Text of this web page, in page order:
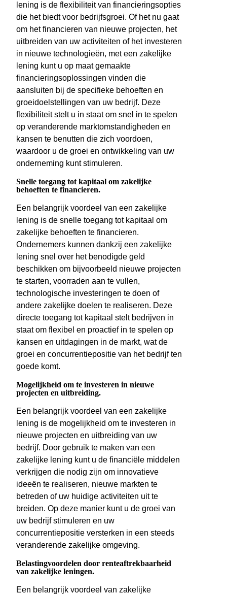
lening is de flexibiliteit van financieringsopties
die het biedt voor bedrijfsgroei. Of het nu gaat
om het financieren van nieuwe projecten, het
uitbreiden van uw activiteiten of het investeren
in nieuwe technologieën, met een zakelijke
lening kunt u op maat gemaakte
financieringsoplossingen vinden die
aansluiten bij de specifieke behoeften en
groeidoelstellingen van uw bedrijf. Deze
flexibiliteit stelt u in staat om snel in te spelen
op veranderende marktomstandigheden en
kansen te benutten die zich voordoen,
waardoor u de groei en ontwikkeling van uw
onderneming kunt stimuleren.
Snelle toegang tot kapitaal om zakelijke
behoeften te financieren.
Een belangrijk voordeel van een zakelijke
lening is de snelle toegang tot kapitaal om
zakelijke behoeften te financieren.
Ondernemers kunnen dankzij een zakelijke
lening snel over het benodigde geld
beschikken om bijvoorbeeld nieuwe projecten
te starten, voorraden aan te vullen,
technologische investeringen te doen of
andere zakelijke doelen te realiseren. Deze
directe toegang tot kapitaal stelt bedrijven in
staat om flexibel en proactief in te spelen op
kansen en uitdagingen in de markt, wat de
groei en concurrentiepositie van het bedrijf ten
goede komt.
Mogelijkheid om te investeren in nieuwe
projecten en uitbreiding.
Een belangrijk voordeel van een zakelijke
lening is de mogelijkheid om te investeren in
nieuwe projecten en uitbreiding van uw
bedrijf. Door gebruik te maken van een
zakelijke lening kunt u de financiële middelen
verkrijgen die nodig zijn om innovatieve
ideeën te realiseren, nieuwe markten te
betreden of uw huidige activiteiten uit te
breiden. Op deze manier kunt u de groei van
uw bedrijf stimuleren en uw
concurrentiepositie versterken in een steeds
veranderende zakelijke omgeving.
Belastingvoordelen door renteaftrekbaarheid
van zakelijke leningen.
Een belangrijk voordeel van zakelijke